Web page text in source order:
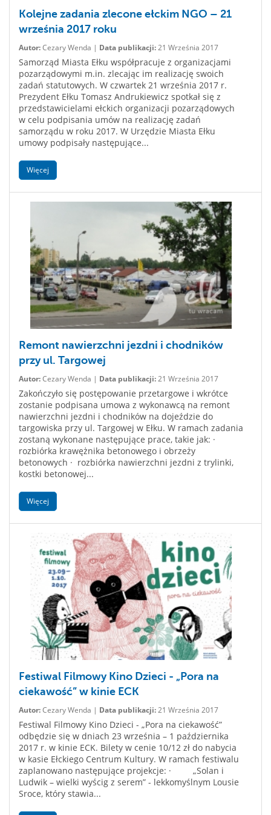
Kolejne zadania zlecone ełckim NGO – 21
września 2017 roku
Autor:Cezary Wenda | Data publikacji:21 Września 2017
Samorząd Miasta Ełku współpracuje z organizacjami
pozarządowymi m.in. zlecając im realizację swoich
zadań statutowych. W czwartek 21 września 2017 r.
Prezydent Ełku Tomasz Andrukiewicz spotkał się z
przedstawicielami ełckich organizacji pozarządowych
w celu podpisania umów na realizację zadań
samorządu w roku 2017. W Urzędzie Miasta Ełku
umowy podpisały następujące...
Więcej
Remont nawierzchni jezdni i chodników
przy ul. Targowej
Autor:Cezary Wenda | Data publikacji:21 Września 2017
Zakończyło się postępowanie przetargowe i wkrótce
zostanie podpisana umowa z wykonawcą na remont
nawierzchni jezdni i chodników na dojeździe do
targowiska przy ul. Targowej w Ełku. W ramach zadania
zostaną wykonane następujące prace, takie jak: ·
rozbiórka krawężnika betonowego i obrzeży
betonowych · rozbiórka nawierzchni jezdni z trylinki,
kostki betonowej...
Więcej
Festiwal Filmowy Kino Dzieci - „Pora na
ciekawość” w kinie ECK
Autor:Cezary Wenda | Data publikacji:21 Września 2017
Festiwal Filmowy Kino Dzieci - „Pora na ciekawość”
odbędzie się w dniach 23 września – 1 października
2017 r. w kinie ECK. Bilety w cenie 10/12 zł do nabycia
w kasie Ełckiego Centrum Kultury. W ramach festiwalu
zaplanowano następujące projekcje: · „Solan i
Ludwik – wielki wyścig z serem” - lekkomyślnym Lousie
Sroce, który stawia...